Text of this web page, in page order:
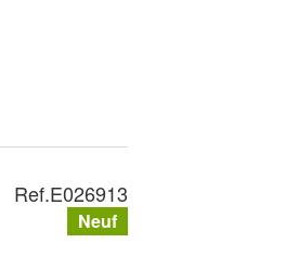
Ref.E026913
Neuf